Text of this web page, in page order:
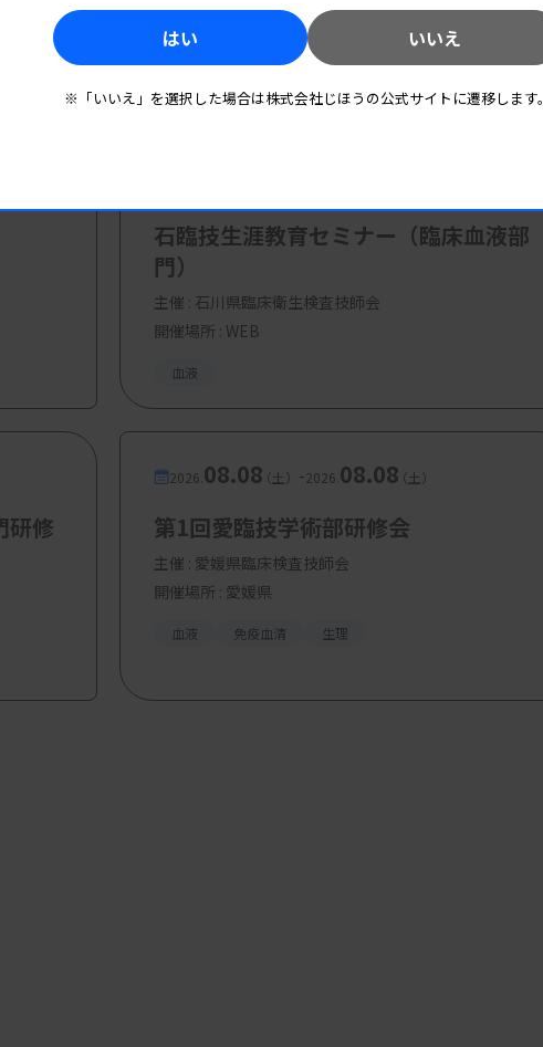
臨床検査部門）
く診断確度区分の内容と異形成の鑑別について
臨床検査センター）
診断と治療
属さいたま医療センター 血液科）
円、学生 2000円
石臨技生涯教育セミナー（臨床血液部
門）
主催 : 石川県臨床衛生検査技師会
開催場所 : WEB
血液
研修
2026. 08.08（土） -2026. 08.08（土）
第1回愛臨技学術部研修会
主催 : 愛媛県臨床検査技師会
開催場所 : 愛媛県
血液 免疫血清 生理
はい いいえ
※「いいえ」を選択した場合は株式会社じほうの公式サイトに遷移します。